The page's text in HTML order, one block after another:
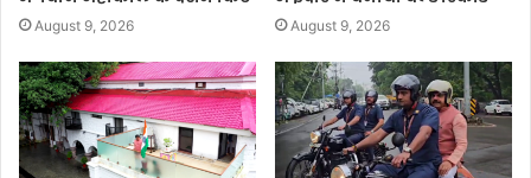
August 9, 2026 August 9, 2026